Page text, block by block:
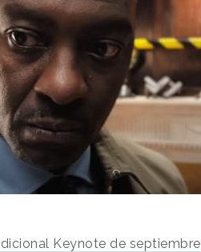
Keynote de septiembre